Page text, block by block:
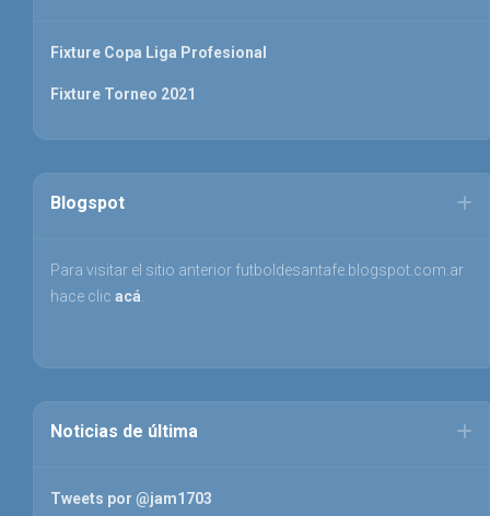
Fixture Copa Liga Profesional
Fixture Torneo 2021
Blogspot
Para visitar el sitio anterior futboldesantafe.blogspot.com.ar
hace clic acá
Noticias de última
Tweets por @jam1703